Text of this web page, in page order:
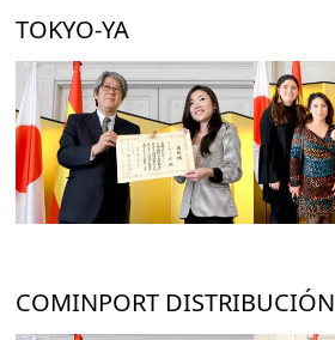
TOKYO-YA
COMINPORT DISTRIBUCIÓN